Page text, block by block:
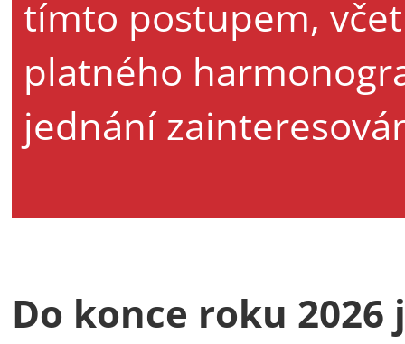
tímto postupem,
platného
jednání
Do konce roku